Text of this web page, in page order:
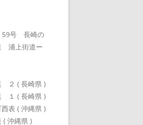
59号 長崎の
浦上街道ー
２ ( 長崎県 )
１ ( 長崎県 )
表 ( 沖縄県 )
沖縄県 )